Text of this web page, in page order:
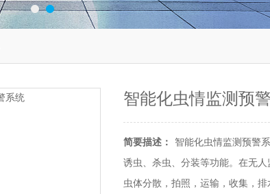
智能化虫情监测预
简要描述：
智能化虫情监测预警
诱虫、杀虫、分装等功能。在无
虫体分散，拍照，运输，收集，